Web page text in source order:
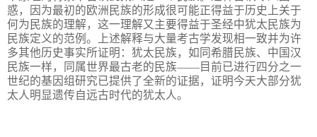
惑，因为最初的欧洲民族的形成很可能正得益于历史上关于
何为民族的理解，这一理解又主要得益于圣经中犹太民族为
民族定义的范例。上述解释与大量考古学发现相一致并为许
多其他历史事实所证明：犹太民族，如同希腊民族、中国汉
民族一样，同属世界最古老的民族——目前已进行四分之一
世纪的基因组研究已提供了全新的证据，证明今天大部分犹
太人明显遗传自远古时代的犹太人。